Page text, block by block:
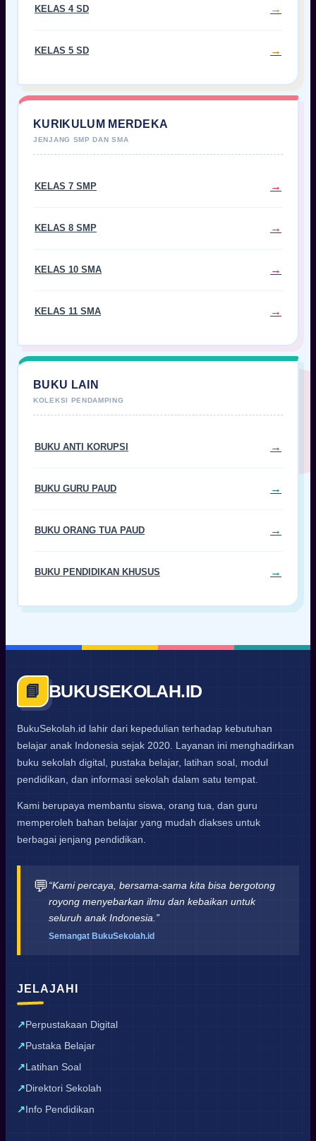
KELAS 4 SD
KELAS 5 SD
KURIKULUM MERDEKA
KELAS 7 SMP
KELAS 8 SMP
KELAS 10 SMA
KELAS 11 SMA
BUKU LAIN
BUKU ANTI KORUPSI
BUKU GURU PAUD
BUKU ORANG TUA PAUD
BUKU PENDIDIKAN KHUSUS
📘 BUKUSEKOLAH.ID
BukuSekolah.id lahir dari kepedulian terhadap kebutuhan
belajar anak Indonesia sejak 2020. Layanan ini menghadirkan
buku sekolah digital, pustaka belajar, latihan soal, modul
pendidikan, dan informasi sekolah dalam satu tempat.
Kami berupaya membantu siswa, orang tua, dan guru
memperoleh bahan belajar yang mudah diakses untuk
berbagai jenjang pendidikan.
💬“Kami percaya, bersama-sama kita bisa bergotong
royong menyebarkan ilmu dan kebaikan untuk
seluruh anak Indonesia.”
Semangat BukuSekolah.id
JELAJAHI
Perpustakaan Digital
Pustaka Belajar
Latihan Soal
Direktori Sekolah
Info Pendidikan